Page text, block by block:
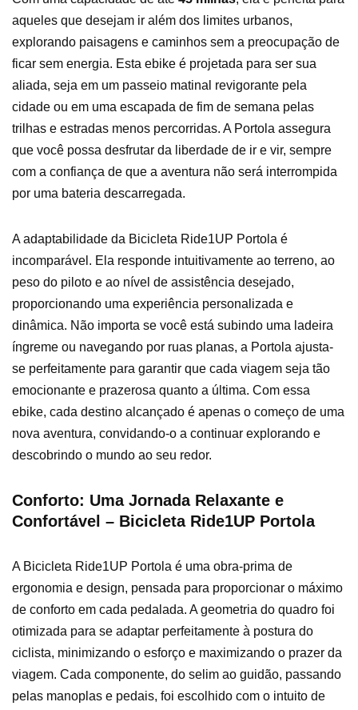
aqueles que desejam ir além dos limites urbanos,
explorando paisagens e caminhos sem a preocupação de
ficar sem energia. Esta ebike é projetada para ser sua
aliada, seja em um passeio matinal revigorante pela
cidade ou em uma escapada de fim de semana pelas
trilhas e estradas menos percorridas. A Portola assegura
que você possa desfrutar da liberdade de ir e vir, sempre
com a confiança de que a aventura não será interrompida
por uma bateria descarregada.
A adaptabilidade da Bicicleta Ride1UP Portola é
incomparável. Ela responde intuitivamente ao terreno, ao
peso do piloto e ao nível de assistência desejado,
proporcionando uma experiência personalizada e
dinâmica. Não importa se você está subindo uma ladeira
íngreme ou navegando por ruas planas, a Portola ajusta-
se perfeitamente para garantir que cada viagem seja tão
emocionante e prazerosa quanto a última. Com essa
ebike, cada destino alcançado é apenas o começo de uma
nova aventura, convidando-o a continuar explorando e
descobrindo o mundo ao seu redor.
Conforto: Uma Jornada Relaxante e
Confortável – Bicicleta Ride1UP Portola
A Bicicleta Ride1UP Portola é uma obra-prima de
ergonomia e design, pensada para proporcionar o máximo
de conforto em cada pedalada. A geometria do quadro foi
otimizada para se adaptar perfeitamente à postura do
ciclista, minimizando o esforço e maximizando o prazer da
viagem. Cada componente, do selim ao guidão, passando
pelas manoplas e pedais, foi escolhido com o intuito de